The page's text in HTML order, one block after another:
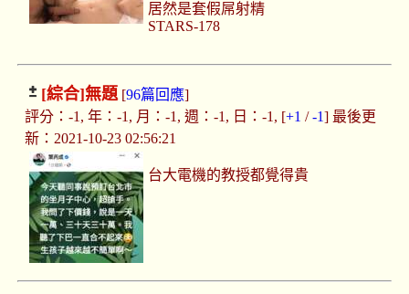
居然是套假屌射精
STARS-178
[綜合]無題[96篇回應]
評分：-1, 年：-1, 月：-1, 週：-1, 日：-1, [+1 /-1] 最後更
新：2021-10-23 02:56:21
台大電機的教授都覺得貴